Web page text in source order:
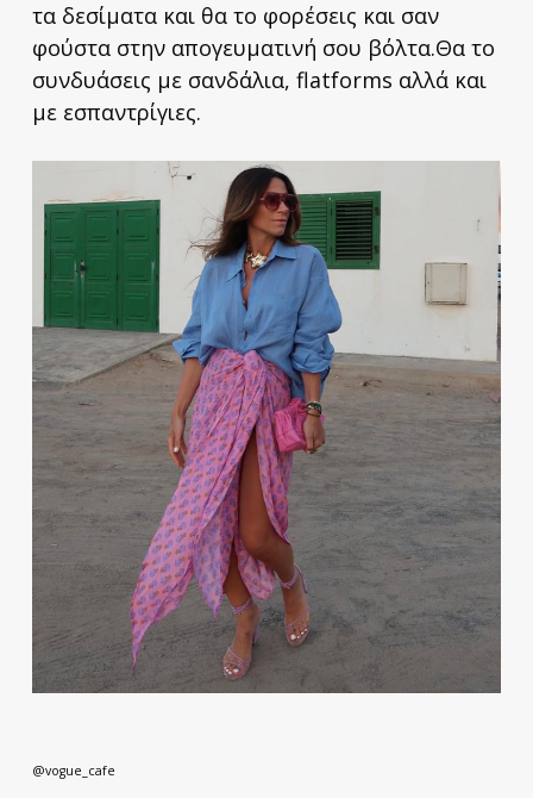
τα δεσίματα και θα το φορέσεις και σαν
φούστα στην απογευματινή σου βόλτα.Θα το
συνδυάσεις με σανδάλια, flatforms αλλά και
με εσπαντρίγιες.
@vogue_cafe